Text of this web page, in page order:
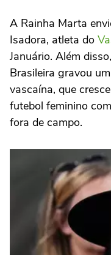
A Rainha Marta
Isadora, atleta do
Januário. Além
Brasileira gravou
vascaína, que
futebol feminino
fora de campo.